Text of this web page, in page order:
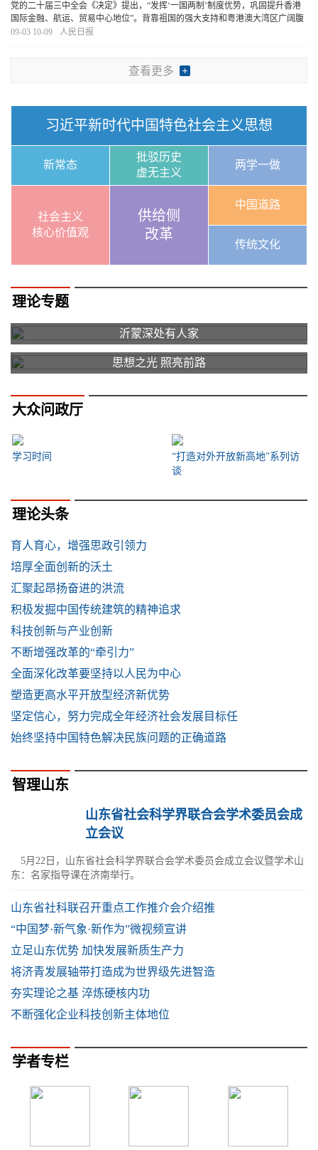
党的二十届三中全会《决定》提出，“发挥‘一国两制’制度优势，巩固提升香港
国际金融、航运、贸易中心地位”。背靠祖国的强大支持和粤港澳大湾区广阔腹
地，依靠自身不懈努力，未来的香港将更加光彩夺目。
09-03 10-09 人民日报
查看更多
习近平新时代中国特色社会主义思想
新常态
批驳历史
虚无主义
两学一做
社会主义
核心价值观
供给侧
改革
中国道路
传统文化
理论专题
沂蒙深处有人家
思想之光 照亮前路
大众问政厅
学习时间
“打造对外开放新高地”系列访
谈
理论头条
育人育心，增强思政引领力
培厚全面创新的沃土
汇聚起昂扬奋进的洪流
积极发掘中国传统建筑的精神追求
科技创新与产业创新
不断增强改革的“牵引力”
全面深化改革要坚持以人民为中心
塑造更高水平开放型经济新优势
坚定信心，努力完成全年经济社会发展目标任
始终坚持中国特色解决民族问题的正确道路
智理山东
山东省社会科学界联合会学术委员会成
立会议
5月22日，山东省社会科学界联合会学术委员会成立会议暨学术山
东：名家指导课在济南举行。
山东省社科联召开重点工作推介会介绍推
“中国梦·新气象·新作为”微视频宣讲
立足山东优势 加快发展新质生产力
将济青发展轴带打造成为世界级先进智造
夯实理论之基 淬炼硬核内功
不断强化企业科技创新主体地位
学者专栏